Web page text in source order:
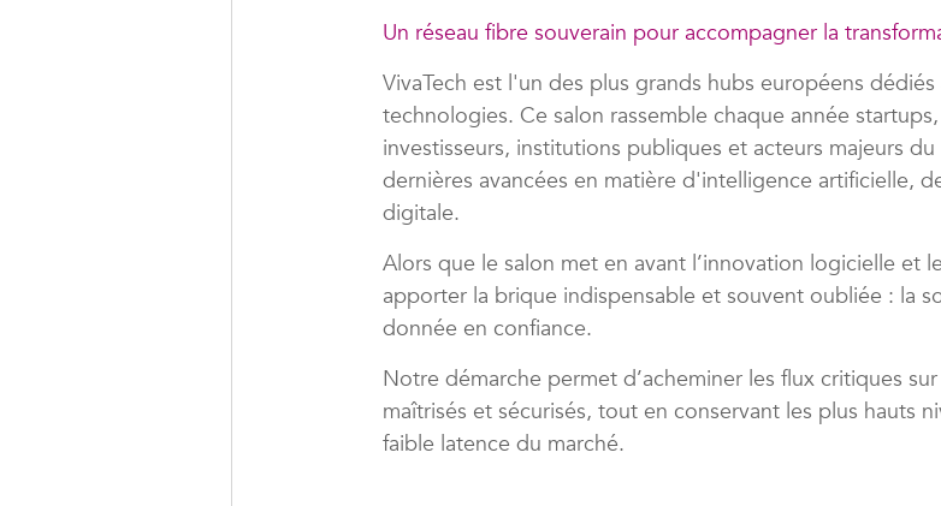
Un réseau fibre souverain pour accompagner la
VivaTech est l'un des plus grands hubs européens
technologies. Ce salon rassemble chaque année
investisseurs, institutions publiques et acteurs majeurs
dernières avancées en matière d'intelligence artificielle,
digitale.
Alors que le salon met en avant l’innovation logicielle et
apporter la brique indispensable et souvent oubliée : la
donnée en confiance.
Notre démarche permet d’acheminer les flux critiques
maîtrisés et sécurisés, tout en conservant les plus hauts
faible latence du marché.